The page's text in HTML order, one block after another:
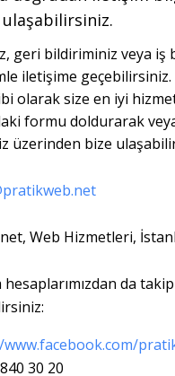
geri bildiriminiz veya iş
iletişime geçebilirsiniz.
olarak size en iyi
formu doldurarak
üzerinden bize
Web Hizmetleri,
da
30 20